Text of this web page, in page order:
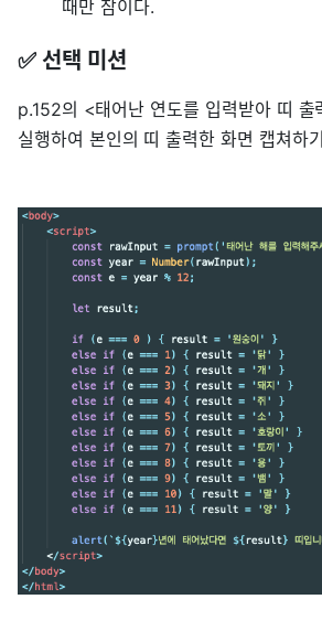
때만 참이다.
✅ 선택 미션
p.152의 <태어난 연도를 입력받아 띠 출
실행하여 본인의 띠 출력한 화면 캡쳐하기